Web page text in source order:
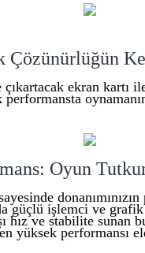
Çözünürlüğün
ekran kartı
Oyun
güçlü işlemci ve
hız ve stabilite sunan
yüksek performansı